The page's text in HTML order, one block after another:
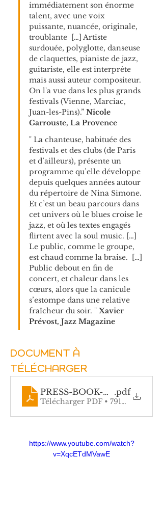
immédiatement son énorme
talent, avec une voix
puissante, nuancée, originale,
troublante  […] Artiste
surdouée, polyglotte, danseuse
de claquettes, pianiste de jazz,
guitariste, elle est interprète
mais aussi auteur compositeur.
On l'a vue dans les plus grands
festivals (Vienne, Marciac,
Juan-les-Pins).” Nicole
Garrouste, La Provence
" La chanteuse, habituée des
festivals et des clubs (de Paris
et d’ailleurs), présente un
programme qu’elle développe
depuis quelques années autour
du répertoire de Nina Simone.
Et c’est un beau parcours dans
cet univers où le blues croise le
jazz, et où les textes engagés
flirtent avec la soul music. […]
Le public, comme le groupe,
est chaud comme la braise.  […]
Public debout en fin de
concert, et chaleur dans les
cœurs, alors que la canicule
s’estompe dans une relative
fraîcheur du soir. " Xavier
Prévost, Jazz Magazine
DOCUMENT À
TÉLÉCHARGER
PRESS-BOOK-H-aux-D-du-
.pdf
Télécharger PDF • 791KB
https://www.youtube.com/watch?
v=XqcETdMVawE